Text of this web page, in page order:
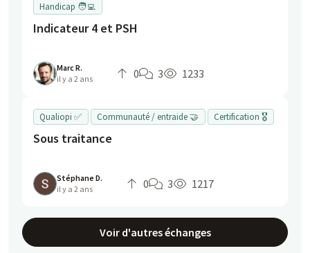
Handicap 🧑‍💻
Indicateur 4 et PSH
Marc R.
il y a 2 ans
0 3 1233
Qualiopi ✅ Communauté / entraide 🤝 Certification 🎖️
Sous traitance
Stéphane D.
il y a 2 ans
0 3 1217
Voir d'autres échanges